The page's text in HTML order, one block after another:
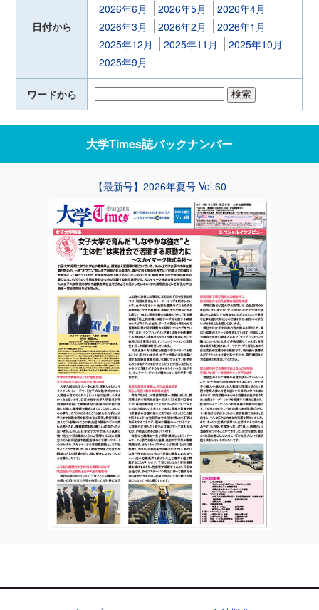
日付から
2026年6月
2026年5月
2026年4月
2026年3月
2026年2月
2026年1月
2025年12月
2025年11月
2025年10月
2025年9月
ワードから
大学Times誌バックナンバー
【最新号】2026年夏号 Vol.60